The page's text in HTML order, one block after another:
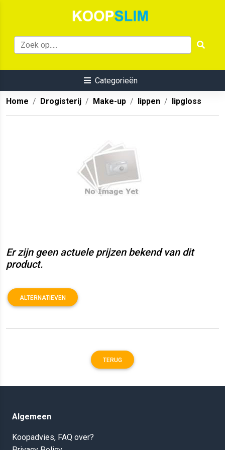
Categorieën
Home Drogisterij Make-up lippen lipgloss
Er zijn geen actuele prijzen bekend van dit
product.
ALTERNATIEVEN
TERUG
Algemeen
Koopadvies, FAQ over?